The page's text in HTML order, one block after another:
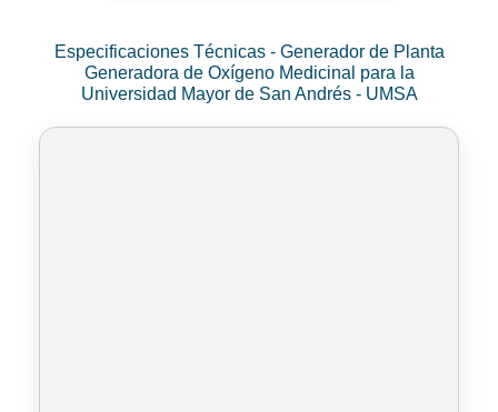
Especificaciones Técnicas - Generador de Planta
Generadora de Oxígeno Medicinal para la
Universidad Mayor de San Andrés - UMSA